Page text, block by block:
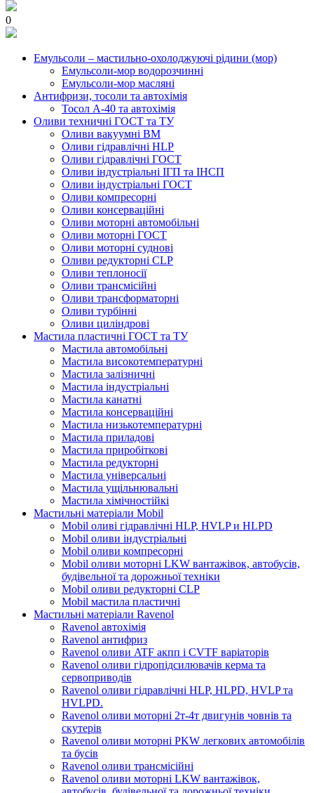
0
Емульсоли – мастильно-охолоджуючі рідини (мор)
Емульсоли-мор водорозчинні
Емульсоли-мор масляні
Антифризи, тосоли та автохімія
Тосол А-40 та автохімія
Оливи техничні ГОСТ та ТУ
Оливи вакуумні ВМ
Оливи гідравлічні HLP
Оливи гідравлічні ГОСТ
Оливи індустріальні ІГП та ІНСП
Оливи індустріальні ГОСТ
Оливи компресорні
Оливи консерваційні
Оливи моторні автомобільні
Оливи моторні ГОСТ
Оливи моторні суднові
Оливи редукторні CLP
Оливи теплоносії
Оливи трансмісійні
Оливи трансформаторні
Оливи турбінні
Оливи циліндрові
Мастила пластичні ГОСТ та ТУ
Мастила автомобільні
Мастила високотемпературні
Мастила залізничні
Мастила індустріальні
Мастила канатні
Мастила консерваційні
Мастила низькотемпературні
Мастила приладові
Мастила приробіткові
Мастила редукторні
Мастила універсальні
Мастила ущільнювальні
Мастила хімічностійкі
Мастильні матеріали Mobil
Mobil оливі гідравлічні HLP, HVLP и HLPD
Mobil оливи індустріальні
Mobil оливи компресорні
Mobil оливи моторні LKW вантажівок, автобусів,
будівельної та дорожньої техніки
Mobil оливи редукторні CLP
Mobil мастила пластичні
Мастильні матеріали Ravenol
Ravenol автохімія
Ravenol антифриз
Ravenol оливи ATF акпп і CVTF варіаторів
Ravenol оливи гідропідсилювачів керма та
сервоприводів
Ravenol оливи гідравлічні HLP, HLPD, HVLP та
HVLPD.
Ravenol оливи моторні 2т-4т двигунів човнів та
скутерів
Ravenol оливи моторні PKW легкових автомобілів
та бусів
Ravenol оливи трансмісійні
Ravenol оливи моторні LKW вантажівок,